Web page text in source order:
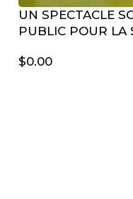
UN SPECTACLE
PUBLIC POUR LA
$0.00